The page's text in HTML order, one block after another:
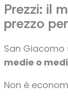
Prezzi: il
prezzo
San Giacomo
medie o
Non è